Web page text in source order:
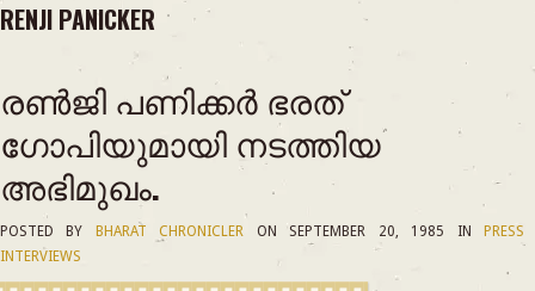
RENJI PANICKER
രണ്‍ജി പണിക്കർ ഭരത്
ഗോപിയുമായി നടത്തിയ
അഭിമുഖം.
POSTED BY BHARAT CHRONICLER ON SEPTEMBER 20, 1985 IN
PRESS
INTERVIEWS